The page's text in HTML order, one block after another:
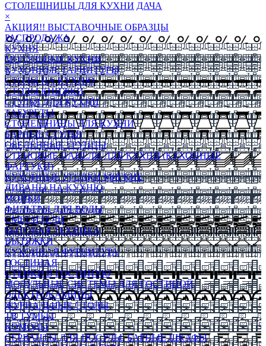
СТОЛЕШНИЦЫ ДЛЯ КУХНИ ДАЧА
×
АКЦИЯ!! ВЫСТАВОЧНЫЕ ОБРАЗЦЫ
РАСПРОДАЖА
КУХНЯ
МОДУЛЬНЫЕ КУХНИ
КУХОННЫЕ ГАРНИТУРЫ
СТОЛЫ НА КУХНЮ
СТОЛЫ КНИЖКИ
СТУЛЬЯ ДЛЯ КУХНИ
ТАБУРЕТЫ
СТОЛЕШНИЦЫ ДЛЯ КУХНИ
БАРНЫЕ СТУЛЬЯ
ОБЕДЕННЫЕ ГРУППЫ
СТЕНОВЫЕ ПАНЕЛИ ДЛЯ КУХНИ (КУХОННЫЕ
ФАРТУКИ)
КУХОННЫЕ УГОЛКИ МЯГКИЕ
ДИВАНЫ НА КУХНЮ
МОЙКИ
ФИЛЬТРЫ ДЛЯ ВОДЫ
СМЕСИТЕЛИ
БЫТОВАЯ ТЕХНИКА
ВЫТЯЖКИ
КУХОННАЯ ФУРНИТУРА
ГОСТИНАЯ
СТЕНКИ В ГОСТИНУЮ
МОДУЛЬНЫЕ СИСТЕМЫ ДЛЯ ГОСТИНОЙ
ЭЛЕКТРОКАМИНЫ
ЖУРНАЛЬНЫЕ СТОЛЫ
ТВ ТУМБЫ
КОМОДЫ
СЕРВАНТЫ ДЛЯ ПОСУДЫ, БАРНЫЕ ШКАФЫ